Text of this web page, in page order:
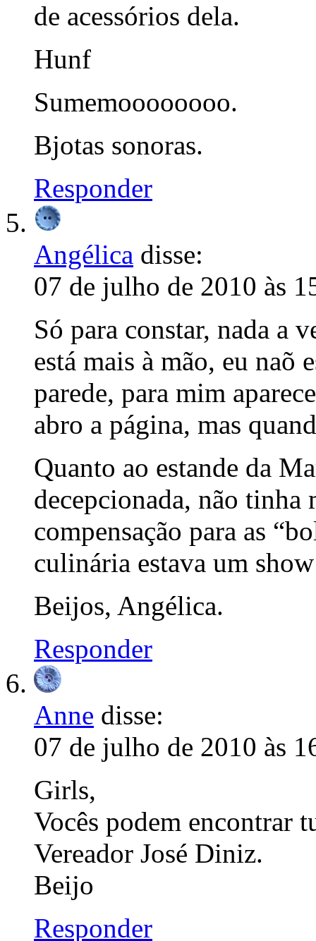
de acessórios dela.
Hunf
Sumemoooooooo.
Bjotas sonoras.
Responder
Angélica disse:
07 de julho de 2010 às
Só para constar, nada a
está mais à mão, eu naõ
parede, para mim
abro a página, mas
Quanto ao estande da
decepcionada, não tinha
compensação para as
culinária estava um
Beijos, Angélica.
Responder
Anne disse:
07 de julho de 2010 às
Girls,
Vocês podem encontrar
Vereador José Diniz.
Beijo
Responder